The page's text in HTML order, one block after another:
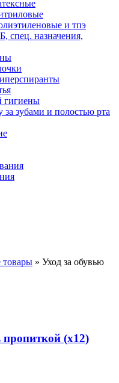
и тпэ
спец. назначения,
гигиены
за зубами и полостью рта
товары » Уход за обувью
пропиткой (х12)